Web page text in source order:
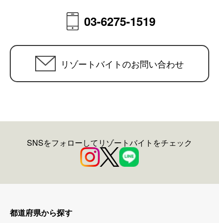
03-6275-1519
リゾートバイトのお問い合わせ
SNSをフォローしてリゾートバイトをチェック
都道府県から探す